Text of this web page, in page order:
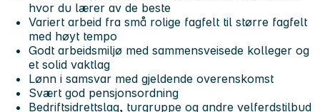
hvor du lærer av de beste
Variert arbeid fra små rolige fagfelt til større fagfelt
med høyt tempo
Godt arbeidsmiljø med sammensveisede kolleger og
et solid vaktlag
Lønn i samsvar med gjeldende overenskomst
Svært god pensjonsordning
Bedriftsidrettslag, turgruppe og andre velferdstilbud